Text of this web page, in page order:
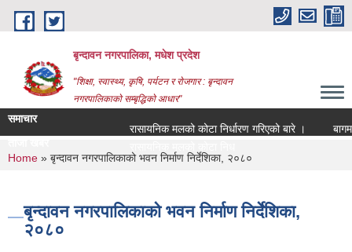
Skip to main content
बृन्दावन नगरपालिका, मधेश प्रदेश
"शिक्षा, स्वास्थ्य, कृषि, पर्यटन र रोजगार : बृन्दावन
नगरपालिकाको सम्बृद्धिको आधार"
समाचार
रासायनिक मलको कोटा निर्धारण गरिएको बारे ।
बागमति
You are here
Home » बृन्दावन नगरपालिकाको भवन निर्माण निर्देशिका, २०८०
बृन्दावन नगरपालिकाको भवन निर्माण निर्देशिका,
२०८०